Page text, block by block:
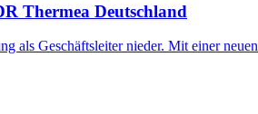
Thermea Deutschland
als Geschäftsleiter nieder. Mit einer